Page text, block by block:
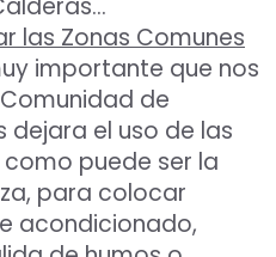
las Zonas Comunes
importante que nos
de
dejara el uso de las
puede ser la
para colocar
acondicionado,